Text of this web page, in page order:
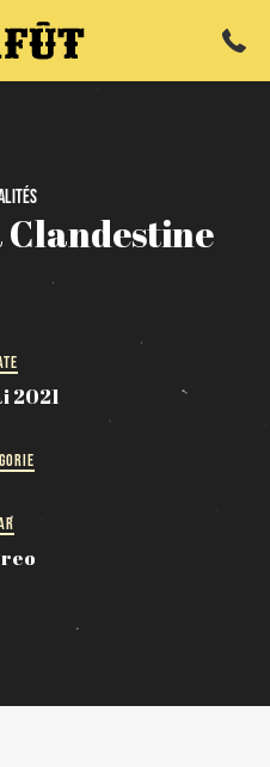
Clandestine
2021